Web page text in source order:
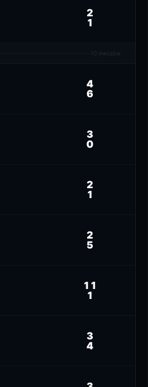
2
1
meczów
4
6
3
0
2
1
2
5
11
1
3
4